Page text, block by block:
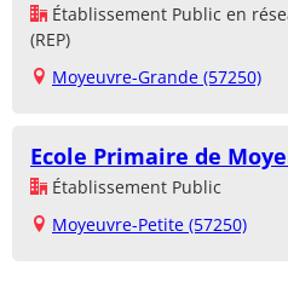
Établissement Public en
(REP)
Moyeuvre-Grande (57250)
Ecole Primaire de
Établissement Public
Moyeuvre-Petite (57250)